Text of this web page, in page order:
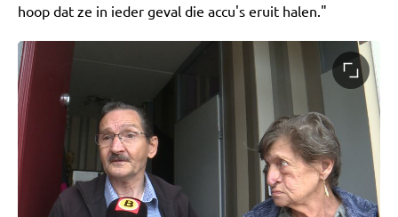
hoop dat ze in ieder geval die accu's eruit halen."